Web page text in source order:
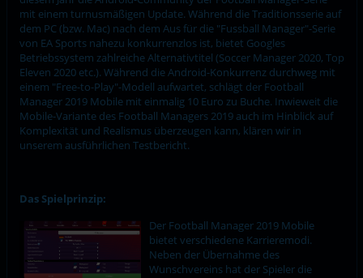
mit einem turnusmäßigen Update. Während die Traditionsserie auf
dem PC (bzw. Mac) nach dem Aus für die "Fussball Manager"-Serie
von EA Sports nahezu konkurrenzlos ist, bietet Googles
Betriebssystem zahlreiche Alternativtitel (Soccer Manager 2020, Top
Eleven 2020 etc.). Während die Android-Konkurrenz durchweg mit
einem "Free-to-Play"-Modell aufwartet, schlägt der Football
Manager 2019 Mobile mit einmalig 10 Euro zu Buche. Inwieweit die
Mobile-Variante des Football Managers 2019 auch im Hinblick auf
Komplexität und Realismus überzeugen kann, klären wir in
unserem ausführlichen Testbericht.
Das Spielprinzip:
Der Football Manager 2019 Mobile
bietet verschiedene Karrieremodi.
Neben der Übernahme des
Wunschvereins hat der Spieler die